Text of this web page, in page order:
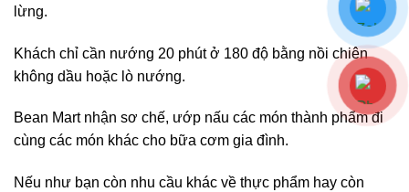
lừng.
Khách chỉ cần nướng 20 phút ở 180 độ bằng nồi chiên
không dầu hoặc lò nướng.
Bean Mart nhận sơ chế, ướp nấu các món thành phẩm đi
cùng các món khác cho bữa cơm gia đình.
Nếu như bạn còn nhu cầu khác về thực phẩm hay còn